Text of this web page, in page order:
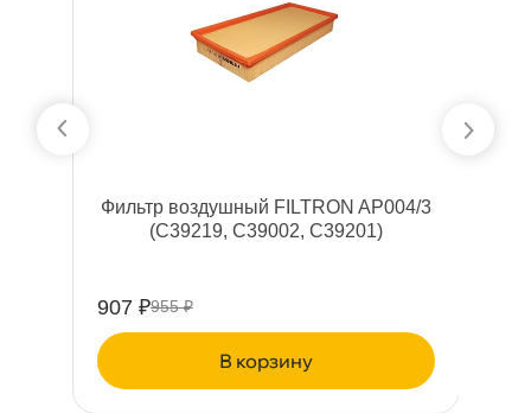
Фильтр воздушный FILTRON AP004/3
(C39219, C39002, C39201)
907 ₽955 ₽
корзину